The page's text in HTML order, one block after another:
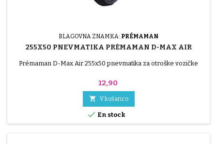
BLAGOVNA ZNAMKA: PRÉMAMAN
255X50 PNEVMATIKA PRÉMAMAN D-MAX AIR
Prémaman D-Max Air 255x50 pnevmatika za otroške vozičke
Cena
12,90
 V košarico
 En stock